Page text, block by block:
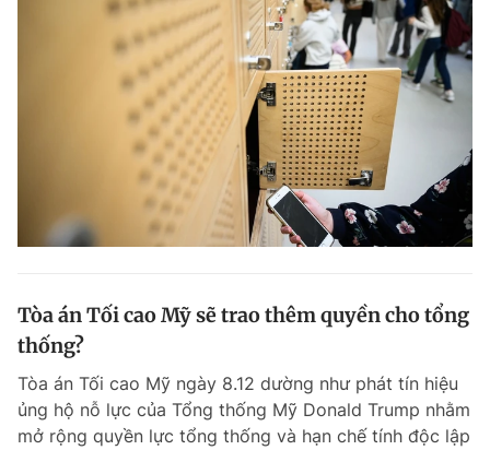
Tòa án Tối cao Mỹ sẽ trao thêm quyền cho tổng
thống?
Tòa án Tối cao Mỹ ngày 8.12 dường như phát tín hiệu
ủng hộ nỗ lực của Tổng thống Mỹ Donald Trump nhằm
mở rộng quyền lực tổng thống và hạn chế tính độc lập